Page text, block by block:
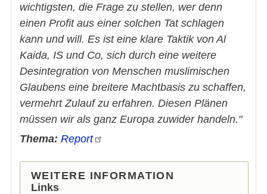
wichtigsten, die Frage zu stellen, wer denn
einen Profit aus einer solchen Tat schlagen
kann und will. Es ist eine klare Taktik von Al
Kaida, IS und Co, sich durch eine weitere
Desintegration von Menschen muslimischen
Glaubens eine breitere Machtbasis zu schaffen,
vermehrt Zulauf zu erfahren. Diesen Plänen
müssen wir als ganz Europa zuwider handeln."
Thema: Report
WEITERE INFORMATION
Links